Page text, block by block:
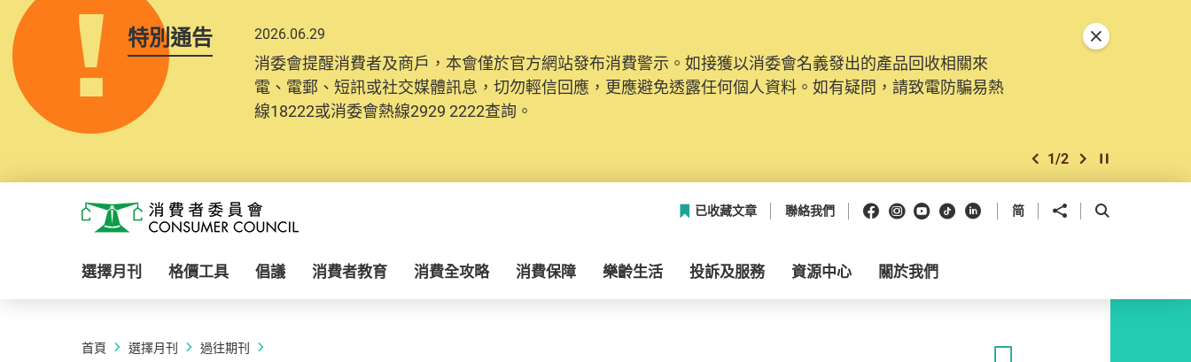
特別通告 2026.06.29
消委會提醒消費者及商戶，本會僅於官方網站發布消費警示。如接獲以消委會名義發出的產品回收相關來
電、電郵、短訊或社交媒體訊息，切勿輕信回應，更應避免透露任何個人資料。如有疑問，請致電防騙易熱
線18222或消委會熱線2929 2222查詢。
上一個
1/2 下一個開始/暫停幻燈
關閉特別通告
消費者委員會
已收藏文章 聯絡我們 Facebook
Instagram
Youtube
抖音領英 简 分享到 開啟搜尋框
選擇月刊 格價工具 倡議 消費者教育 消費全攻略 消費保障 樂齡生活 投訴及服務 資源中心 關於我們
首頁 選擇月刊 過往期刊